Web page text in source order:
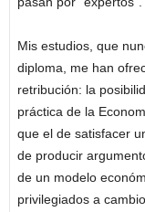
Mis estudios, que
diploma, me han
retribución: la
práctica de la
que el de satisfacer
de producir
de un modelo
privilegiados a